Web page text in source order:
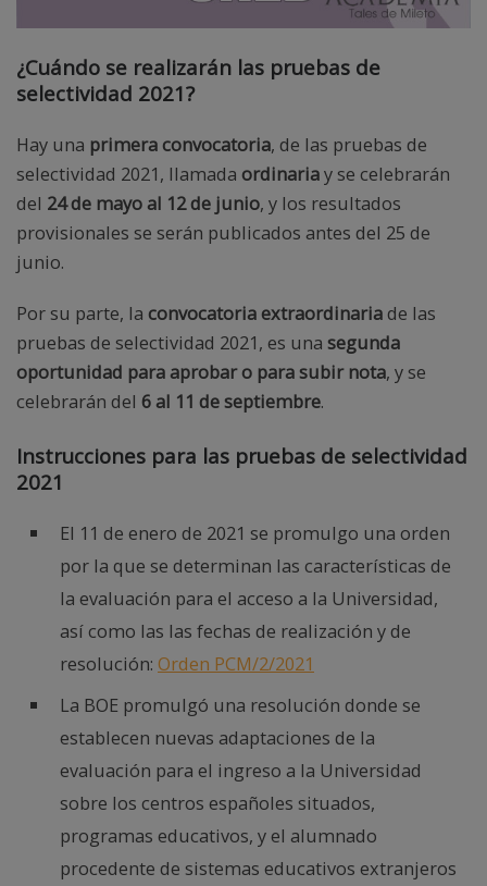
¿Cuándo se realizarán las pruebas de
selectividad 2021?
Hay una primera convocatoria, de las pruebas de
selectividad 2021, llamada ordinariay se celebrarán
del 24 de mayo al 12 de junio, y los resultados
provisionales se serán publicados antes del 25 de
junio.
Por su parte, la convocatoria extraordinariade las
pruebas de selectividad 2021, es una segunda
oportunidad para aprobar o para subir nota, y se
celebrarán del 6 al 11 de septiembre.
Instrucciones para las pruebas de selectividad
2021
El 11 de enero de 2021 se promulgo una orden
por la que se determinan las características de
la evaluación para el acceso a la Universidad,
así como las las fechas de realización y de
resolución: Orden PCM/2/2021
La BOE promulgó una resolución donde se
establecen nuevas adaptaciones de la
evaluación para el ingreso a la Universidad
sobre los centros españoles situados,
programas educativos, y el alumnado
procedente de sistemas educativos extranjeros